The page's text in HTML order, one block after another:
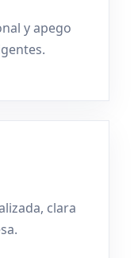
y apego
clara